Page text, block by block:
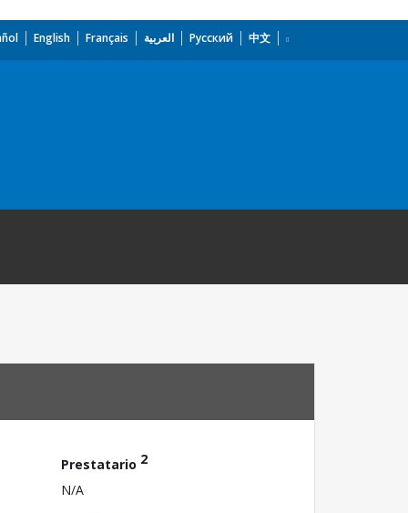
English Français العربية Русский 中文
Prestatario 2
N/A